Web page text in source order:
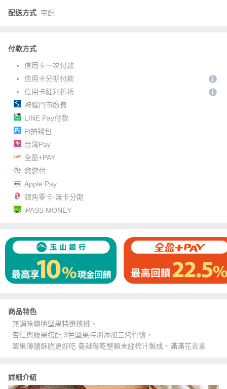
配送方式 宅配
付款方式
信用卡一次付款
信用卡分期付款
信用卡紅利折抵
神腦門市繳費
LINE Pay付款
Pi拍錢包
台灣Pay
全盈+PAY
悠遊付
Apple Pay
銀角零卡-無卡分期
iPASS MONEY
商品特色
無調味聰明堅果特選核桃、
杏仁與腰果搭配 3色堅果特別添加三烤竹鹽，
堅果薄鹽酥脆更好吃 蔓越莓乾整顆未經榨汁製成，滿滿花青素
詳細介紹